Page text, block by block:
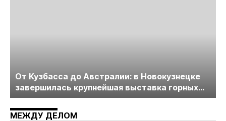
От Кузбасса до Австралии: в Новокузнецке
завершилась крупнейшая выставка горных
технологий «Недра России. Уголь России и
Майнинг»
МЕЖДУ ДЕЛОМ